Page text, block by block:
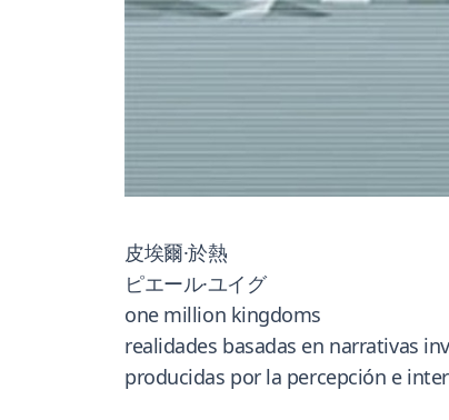
皮埃爾·於熱
ピエール·ユイグ
one million kingdoms
realidades basadas en narrativas
producidas por la percepción e